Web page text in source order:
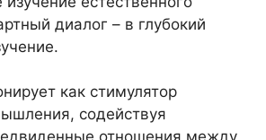
диалог – в глубокий
как стимулятор
содействуя
отношения между